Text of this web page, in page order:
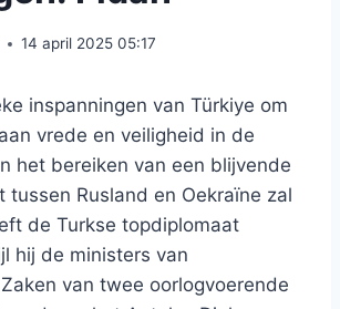
14 april 2025 05:17
inspanningen van Türkiye om
vrede en veiligheid in de
het bereiken van een blijvende
tussen Rusland en Oekraïne zal
de Turkse topdiplomaat
hij de ministers van
van twee oorlogvoerende